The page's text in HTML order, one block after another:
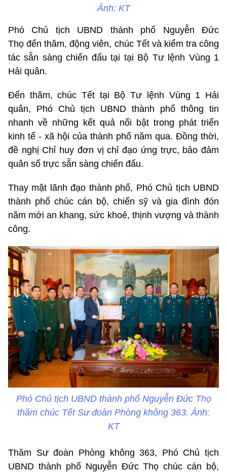
Ảnh: KT
Phó Chủ tịch UBND thành phố Nguyễn Đức
Thọ đến thăm, động viên, chúc Tết và kiểm tra công
tác sẵn sàng chiến đấu tại tại Bộ Tư lệnh Vùng 1
Hải quân.
Đến thăm, chúc Tết tại Bộ Tư lệnh Vùng 1 Hải
quân, Phó Chủ tịch UBND thành phố thông tin
nhanh về những kết quả nổi bật trong phát triển
kinh tế - xã hội của thành phố năm qua. Đồng thời,
đề nghị Chỉ huy đơn vị chỉ đạo ứng trực, bảo đảm
quân số trực sẵn sàng chiến đấu.
Thay mặt lãnh đạo thành phố, Phó Chủ tịch UBND
thành phố chúc cán bộ, chiến sỹ và gia đình đón
năm mới an khang, sức khoẻ, thịnh vượng và thành
công.
Phó Chủ tịch UBND thành phố Nguyễn Đức Thọ
thăm chúc Tết Sư đoàn Phòng không 363. Ảnh:
KT
Thăm Sư đoàn Phòng không 363, Phó Chủ tịch
UBND thành phố Nguyễn Đức Thọ chúc cán bộ,